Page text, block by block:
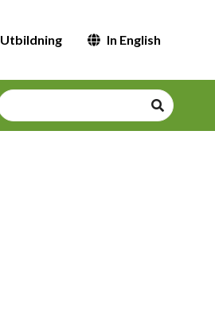
Utbildning In English